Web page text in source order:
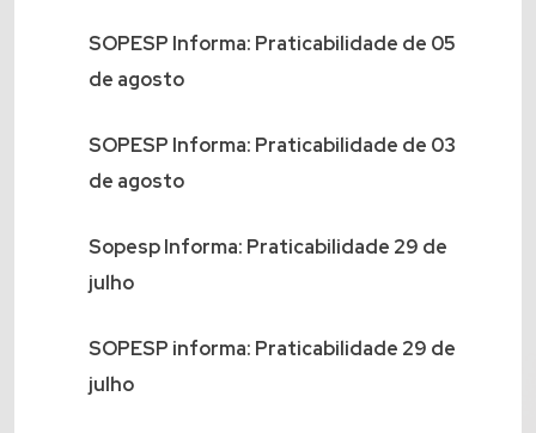
SOPESP Informa: Praticabilidade de 05
de agosto
SOPESP Informa: Praticabilidade de 03
de agosto
Sopesp Informa: Praticabilidade 29 de
julho
SOPESP informa: Praticabilidade 29 de
julho